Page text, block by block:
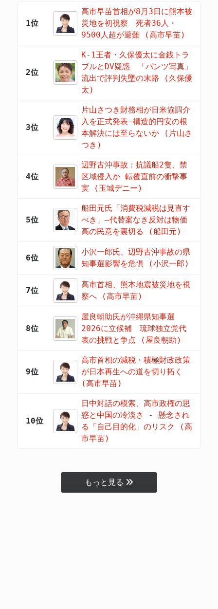
1位
高市早苗首相が8月3日に熊本被
災地を初視察 死者36人・
9500人超が避難 (高市早苗)
2位
K-1王者・久保優太に金銭トラ
ブルとDV疑惑 「パンツ写真」
流出で評判失墜の末路 (久保優
太)
3位
片山さつき財務相が日米協調介
入を正式発表―構造的円安の根
本解決には至らないか (片山さ
つき)
4位
辺野古沖事故：抗議船2隻、禁
区域侵入か 転覆直前の衝撃事
実 (玉城デニー)
5位
船田元氏「消費税減税は見直す
べき」―代替案なき反対は物価
高の民意を裏切る (船田元)
6位
小沢一郎氏、辺野古沖事故の県
知事選影響を危惧 (小沢一郎)
7位
高市首相、熊本地震被災地を視
察へ (高市早苗)
8位
屋良朝助氏が沖縄県知事選
2026に立候補 琉球独立党代
表の挑戦と争点 (屋良朝助)
9位
高市首相の減税・積極財政政策
が日本再生への道を切り拓く
(高市早苗)
10位
日中対話の模索、高市政権の思
惑と中国の冷淡さ - 懸念され
る「自己目的化」のリスク (高
市早苗)
もっと見る